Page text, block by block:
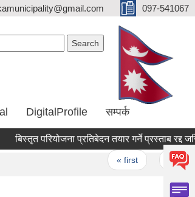
097-541067
DigitalProfile सम्पर्क
बिस्तृत परियोजना प्रतिबेदन तयार गर्ने प्रस्ताब रद्द
« first ‹ previous